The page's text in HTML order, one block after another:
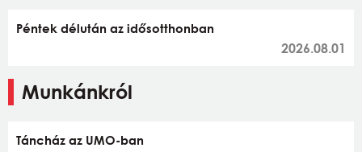
Péntek délután az idősotthonban
2026.08.01
Munkánkról
Táncház az UMO-ban